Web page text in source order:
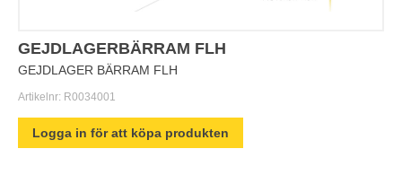
GEJDLAGERBÄRRAM FLH
GEJDLAGER BÄRRAM FLH
Artikelnr: R0034001
Logga in för att köpa produkten